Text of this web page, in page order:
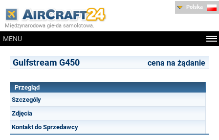
Międzynarodowa giełda samolotowa.
MENU
Polska
Gulfstream G450 cena na żądanie
Przegląd
Szczególy
Zdjęcia
Kontakt do Sprzedawcy